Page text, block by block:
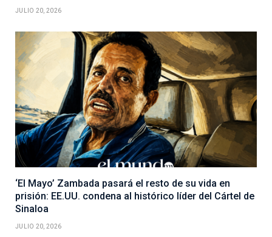
JULIO 20, 2026
‘El Mayo’ Zambada pasará el resto de su vida en
prisión: EE.UU. condena al histórico líder del Cártel de
Sinaloa
JULIO 20, 2026